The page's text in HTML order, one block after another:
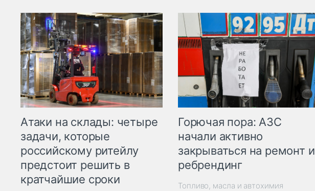
Атаки на склады: четыре
задачи, которые
российскому ритейлу
предстоит решить в
кратчайшие сроки
Горючая пора: АЗС
начали активно
закрываться на ремонт и
ребрендинг
Топливо, масла и автохимия